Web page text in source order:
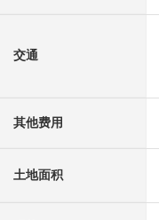
交通
其他费用
土地面积